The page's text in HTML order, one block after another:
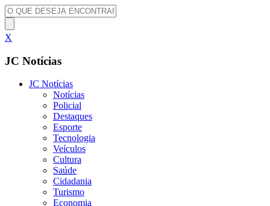
X
JC Notícias
JC Notícias
Notícias
Policial
Destaques
Esporte
Tecnologia
Veículos
Cultura
Saúde
Cidadania
Turismo
Economia